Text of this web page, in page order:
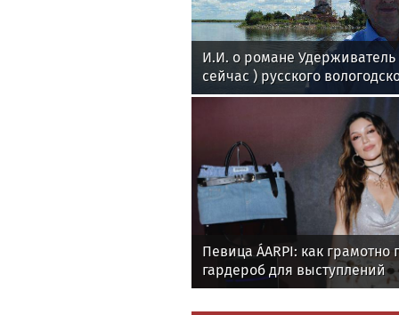
И.И. о романе
сейчас ) русского
поэта Андрея Малышева (
Певица ÁARPI: как грамотно
гардероб для выступлений